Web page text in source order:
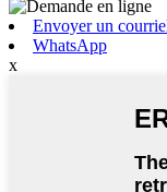
Envoyer un
WhatsApp
x